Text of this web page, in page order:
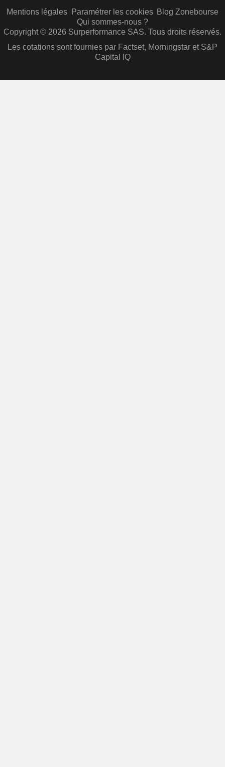
Mentions légales Paramétrer les cookies Blog Zonebourse
Qui sommes-nous ?
Copyright © 2026 Surperformance SAS. Tous droits réservés.
Les cotations sont fournies par Factset, Morningstar et S&P
Capital IQ